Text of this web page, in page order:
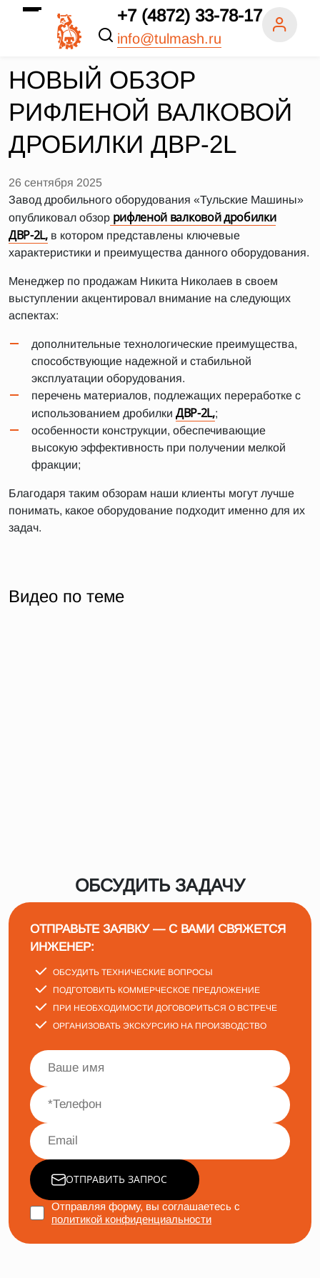
+7 (4872) 33-78-17
info@tulmash.ru
НОВЫЙ ОБЗОР
РИФЛЕНОЙ ВАЛКОВОЙ
ДРОБИЛКИ ДВР-2L
26 сентября 2025
Завод дробильного оборудования «Тульские Машины»
опубликовал обзор рифленой валковой дробилки
ДВР-2L,в котором представлены ключевые
характеристики и преимущества данного оборудования.
Менеджер по продажам Никита Николаев в своем
выступлении акцентировал внимание на следующих
аспектах:
дополнительные технологические преимущества,
способствующие надежной и стабильной
эксплуатации оборудования.
перечень материалов, подлежащих переработке с
использованием дробилки ДВР-2L,;
особенности конструкции, обеспечивающие
высокую эффективность при получении мелкой
фракции;
Благодаря таким обзорам наши клиенты могут лучше
понимать, какое оборудование подходит именно для их
задач.
Видео по теме
ОБСУДИТЬ ЗАДАЧУ
ОТПРАВЬТЕ ЗАЯВКУ — С ВАМИ СВЯЖЕТСЯ
ИНЖЕНЕР:
ОБСУДИТЬ ТЕХНИЧЕСКИЕ ВОПРОСЫ
ПОДГОТОВИТЬ КОММЕРЧЕСКОЕ ПРЕДЛОЖЕНИЕ
ПРИ НЕОБХОДИМОСТИ ДОГОВОРИТЬСЯ О ВСТРЕЧЕ
ОРГАНИЗОВАТЬ ЭКСКУРСИЮ НА ПРОИЗВОДСТВО
ОТПРАВИТЬ ЗАПРОС
Отправляя форму, вы соглашаетесь с
политикой конфиденциальности